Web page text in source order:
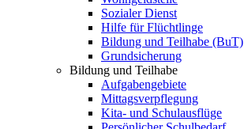
Sozialer Dienst
Hilfe für Flüchtlinge
Bildung und Teilhabe (BuT)
Grundsicherung
Bildung und Teilhabe
Aufgabengebiete
Mittagsverpflegung
Kita- und Schulausflüge